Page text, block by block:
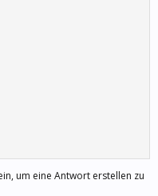
um eine Antwort erstellen zu